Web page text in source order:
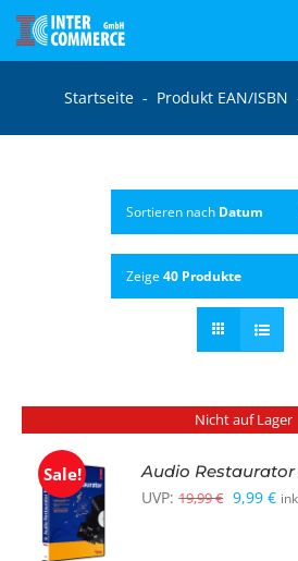
Zum
Inhalt
Software
Hörbücher
Startseite- Produkt EAN/ISBN
Sortieren nach Datum
Zeige 40 Produkte
Nicht auf Lager
Sale!
Audio Restaurator
UVP: 19,99€ 9,99€